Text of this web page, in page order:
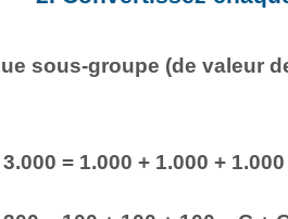
sous-groupe (de valeur
3.000 = 1.000 + 1.000 +